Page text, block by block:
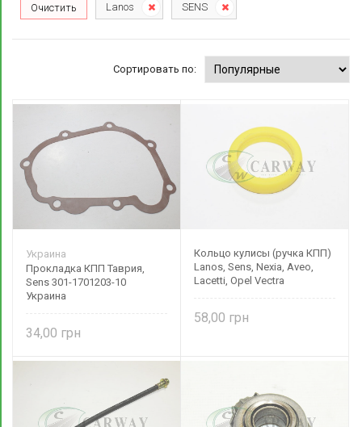
Очистить Lanos SENS
Сортировать по:
Украина
Прокладка КПП Таврия,
Sens 301-1701203-10
Украина
34,00
Кольцо кулисы (ручка КПП)
Lanos, Sens, Nexia, Aveo,
Lacetti, Opel Vectra
58,00